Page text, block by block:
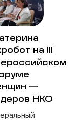
на III
—
НКО